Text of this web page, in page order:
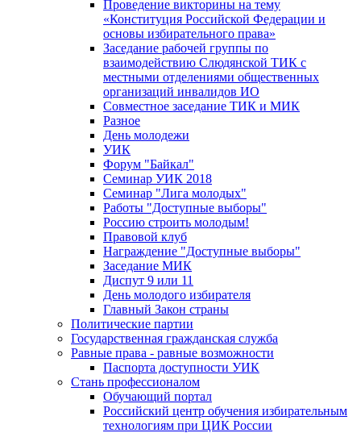
Проведение викторины на тему
«Конституция Российской Федерации и
основы избирательного права»
Заседание рабочей группы по
взаимодействию Слюдянской ТИК с
местными отделениями общественных
организаций инвалидов ИО
Совместное заседание ТИК и МИК
Разное
День молодежи
УИК
Форум "Байкал"
Семинар УИК 2018
Семинар "Лига молодых"
Работы "Доступные выборы"
Россию строить молодым!
Правовой клуб
Награждение "Доступные выборы"
Заседание МИК
Диспут 9 или 11
День молодого избирателя
Главный Закон страны
Политические партии
Государственная гражданская служба
Равные права - равные возможности
Паспорта доступности УИК
Стань профессионалом
Обучающий портал
Российский центр обучения избирательным
технологиям при ЦИК России